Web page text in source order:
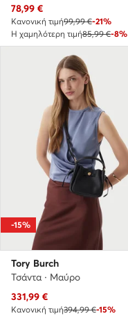
Τρέχουσα τιμή
78,99 €
Κανονική τιμή99,99 €-21%
Η χαμηλότερη τιμή85,99 €-8%
-15%
Tory Burch
Τσάντα · Μαύρο
Τρέχουσα τιμή
331,99 €
Κανονική τιμή394,99 €-15%